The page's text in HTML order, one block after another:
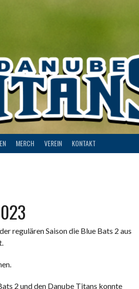
MERCH VEREIN KONTAKT
regulären Saison die Blue Bats 2 aus
2 und den Danube Titans konnte